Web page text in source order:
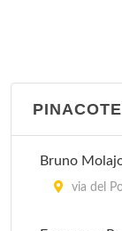
Museo
via
Bruno
via del